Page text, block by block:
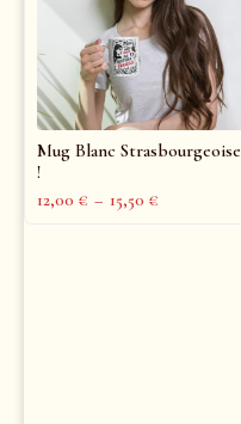
Mug Blanc Strasbourgeoise
!
12,00 € – 15,50 €